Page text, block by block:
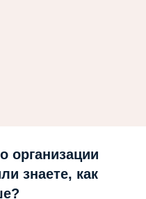
организации
знаете, как